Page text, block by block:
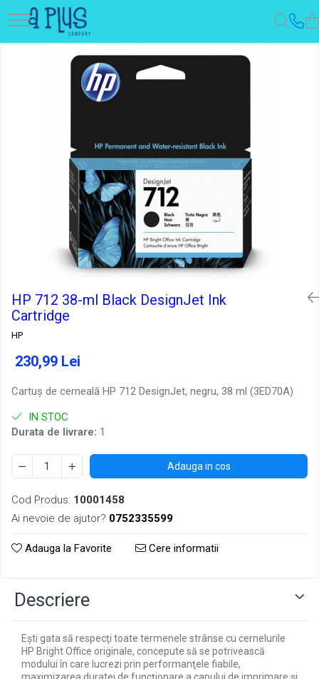
Toate Produsele
Benzi pentru etichete
Cartuse de cerneala
Kit mentenanta
Unitate cilindru (Drum unit)
HP 712 38-ml Black DesignJet Ink
Cartridge
HP
230,99 Lei
Cartuş de cerneală HP 712 DesignJet, negru, 38 ml (3ED70A)
IN STOC
Durata de livrare: 1
Adauga in cos
Cod Produs: 10001458
Ai nevoie de ajutor? 0752335599
Adauga la Favorite Cere informatii
Descriere
Eşti gata să respecţi toate termenele strânse cu cernelurile
HP Bright Office originale, concepute să se potrivească
modului în care lucrezi prin performanţele fiabile,